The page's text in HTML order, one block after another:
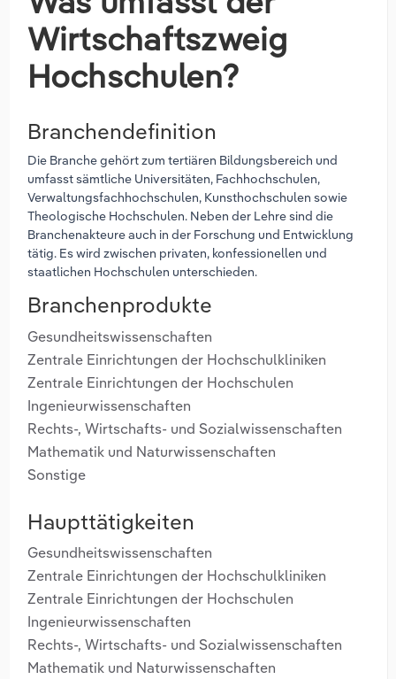
Wirtschaftszweig
Hochschulen?
Branchendefinition
Die Branche gehört zum tertiären Bildungsbereich und
umfasst sämtliche Universitäten, Fachhochschulen,
Verwaltungsfachhochschulen, Kunsthochschulen sowie
Theologische Hochschulen. Neben der Lehre sind die
Branchenakteure auch in der Forschung und Entwicklung
tätig. Es wird zwischen privaten, konfessionellen und
staatlichen Hochschulen unterschieden.
Branchenprodukte
Gesundheitswissenschaften
Zentrale Einrichtungen der Hochschulkliniken
Zentrale Einrichtungen der Hochschulen
Ingenieurwissenschaften
Rechts-, Wirtschafts- und Sozialwissenschaften
Mathematik und Naturwissenschaften
Sonstige
Haupttätigkeiten
Gesundheitswissenschaften
Zentrale Einrichtungen der Hochschulkliniken
Zentrale Einrichtungen der Hochschulen
Ingenieurwissenschaften
Rechts-, Wirtschafts- und Sozialwissenschaften
Mathematik und Naturwissenschaften